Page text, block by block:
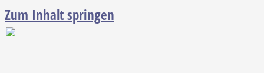
Zum Inhalt springen